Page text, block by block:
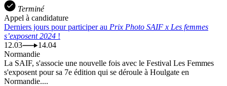
Terminé
Appel à candidature
Derniers jours pour participer au Prix Photo SAIF x Les femmes
s’exposent 2024 !
12.03
14.04
Normandie
La SAIF, s'associe une nouvelle fois avec le Festival Les Femmes
s'exposent pour sa 7e édition qui se déroule à Houlgate en
Normandie....